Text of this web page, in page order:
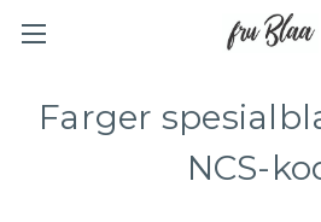
Farger
NCS-